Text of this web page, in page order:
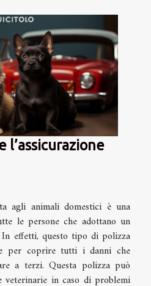
l’assicurazione
agli animali domestici è una
le persone che adottano un
In effetti, questo tipo di polizza
per coprire tutti i danni che
a terzi. Questa polizza può
veterinarie in caso di problemi